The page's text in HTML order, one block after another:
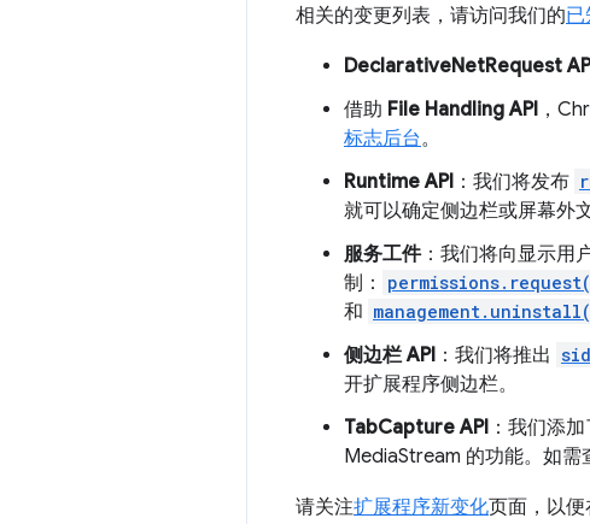
相关的变更列表，请访问我们的
DeclarativeNetRequest
借助 File Handling API ，
标志后台。
Runtime API ：我们将发布
就可以确定侧边栏或屏幕外
服务工件：我们将向显示用
制：
和
侧边栏 API ：我们将推出
开扩展程序侧边栏。
TabCapture API ：我们添
MediaStream 的功能。如需
请关注扩展程序新变化页面，以